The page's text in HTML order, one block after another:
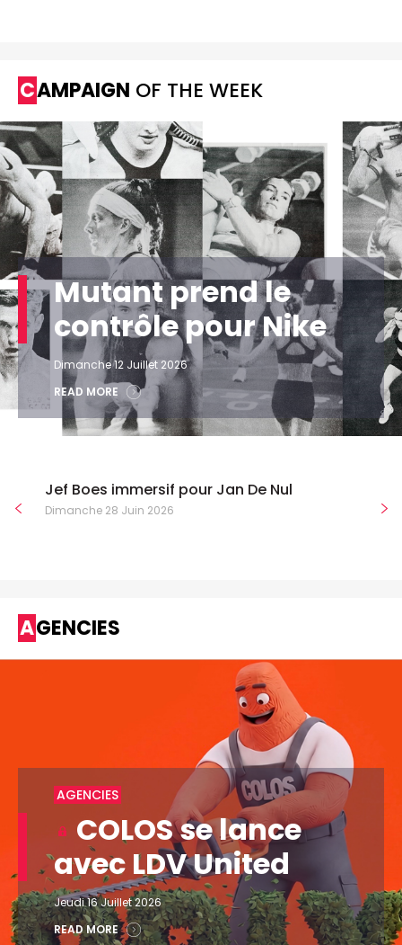
CAMPAIGN OF THE WEEK
Mutant prend le
contrôle pour Nike
Dimanche 12 Juillet 2026
READ MORE
Jef Boes immersif pour Jan De Nul
Dimanche 28 Juin 2026
AGENCIES
AGENCIES
COLOS se lance
avec LDV United
Jeudi 16 Juillet 2026
READ MORE